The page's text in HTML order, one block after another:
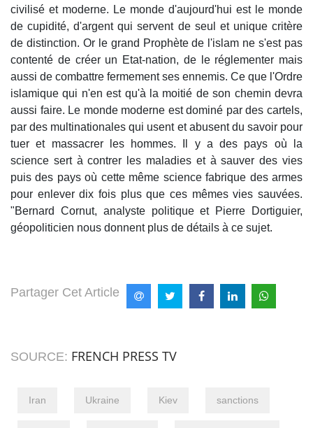
civilisé et moderne. Le monde d'aujourd'hui est le monde
de cupidité, d'argent qui servent de seul et unique critère
de distinction. Or le grand Prophète de l'islam ne s'est pas
contenté de créer un Etat-nation, de le réglementer mais
aussi de combattre fermement ses ennemis. Ce que l'Ordre
islamique qui n'en est qu'à la moitié de son chemin devra
aussi faire. Le monde moderne est dominé par des cartels,
par des multinationales qui usent et abusent du savoir pour
tuer et massacrer les hommes. Il y a des pays où la
science sert à contrer les maladies et à sauver des vies
puis des pays où cette même science fabrique des armes
pour enlever dix fois plus que ces mêmes vies sauvées.
"Bernard Cornut, analyste politique et Pierre Dortiguier,
géopoliticien nous donnent plus de détails à ce sujet.
Partager Cet Article
SOURCE: FRENCH PRESS TV
Iran Ukraine Kiev sanctions